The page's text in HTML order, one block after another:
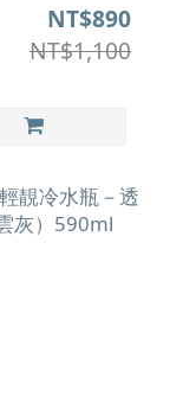
NT$890
NT$1,100